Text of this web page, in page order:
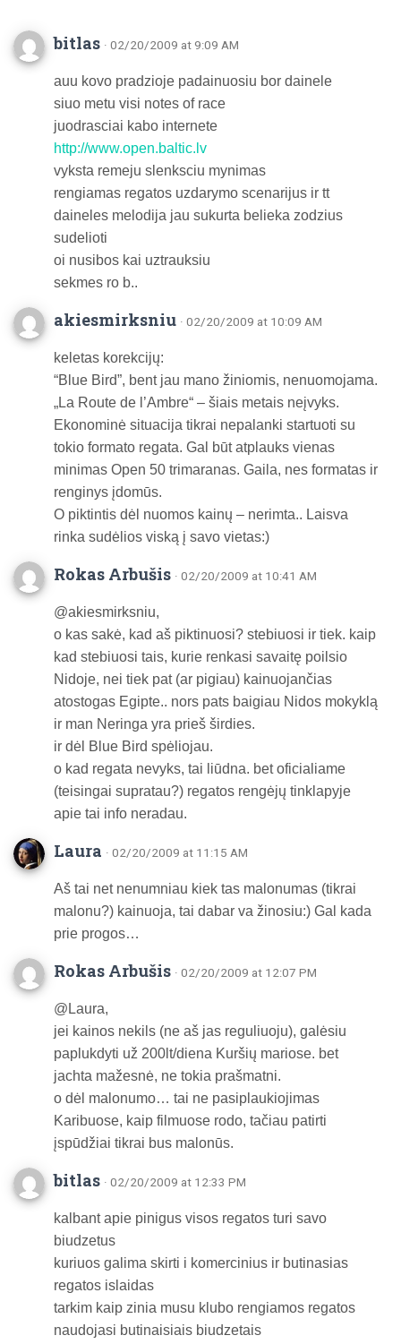
bitlas · 02/20/2009 at 9:09 AM
auu kovo pradzioje padainuosiu bor dainele
siuo metu visi notes of race
juodrasciai kabo internete
http://www.open.baltic.lv
vyksta remeju slenksciu mynimas
rengiamas regatos uzdarymo scenarijus ir tt
daineles melodija jau sukurta belieka zodzius
sudelioti
oi nusibos kai uztrauksiu
sekmes ro b..
akiesmirksniu · 02/20/2009 at 10:09 AM
keletas korekcijų:
“Blue Bird”, bent jau mano žiniomis, nenuomojama.
„La Route de l’Ambre“ – šiais metais neįvyks.
Ekonominė situacija tikrai nepalanki startuoti su
tokio formato regata. Gal būt atplauks vienas
minimas Open 50 trimaranas. Gaila, nes formatas ir
renginys įdomūs.
O piktintis dėl nuomos kainų – nerimta.. Laisva
rinka sudėlios viską į savo vietas:)
Rokas Arbušis · 02/20/2009 at 10:41 AM
@akiesmirksniu,
o kas sakė, kad aš piktinuosi? stebiuosi ir tiek. kaip
kad stebiuosi tais, kurie renkasi savaitę poilsio
Nidoje, nei tiek pat (ar pigiau) kainuojančias
atostogas Egipte.. nors pats baigiau Nidos mokyklą
ir man Neringa yra prieš širdies.
ir dėl Blue Bird spėliojau.
o kad regata nevyks, tai liūdna. bet oficialiame
(teisingai supratau?) regatos rengėjų tinklapyje
apie tai info neradau.
Laura · 02/20/2009 at 11:15 AM
Aš tai net nenumniau kiek tas malonumas (tikrai
malonu?) kainuoja, tai dabar va žinosiu:) Gal kada
prie progos…
Rokas Arbušis · 02/20/2009 at 12:07 PM
@Laura,
jei kainos nekils (ne aš jas reguliuoju), galėsiu
paplukdyti už 200lt/diena Kuršių mariose. bet
jachta mažesnė, ne tokia prašmatni.
o dėl malonumo… tai ne pasiplaukiojimas
Karibuose, kaip filmuose rodo, tačiau patirti
įspūdžiai tikrai bus malonūs.
bitlas · 02/20/2009 at 12:33 PM
kalbant apie pinigus visos regatos turi savo
biudzetus
kuriuos galima skirti i komercinius ir butinasias
regatos islaidas
tarkim kaip zinia musu klubo rengiamos regatos
naudojasi butinaisiais biudzetais